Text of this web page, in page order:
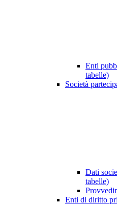
Enti
tabelle)
Società
Dati
tabelle)
Enti di diritto